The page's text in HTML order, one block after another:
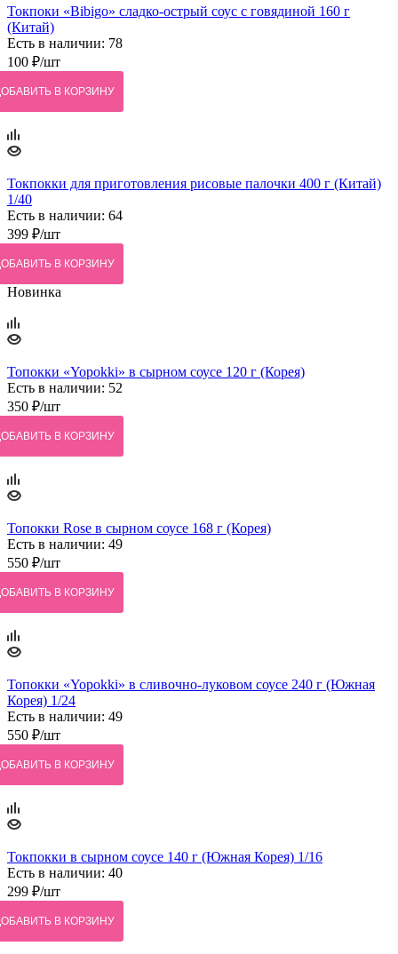
Токпоки «Bibigo» сладко-острый соус с говядиной 160 г
(Китай)
Есть в наличии: 78
100 ₽/шт
В КОРЗИНУ
Токпокки для приготовления рисовые палочки 400 г (Китай)
1/40
Есть в наличии: 64
399 ₽/шт
В КОРЗИНУ
Новинка
Топокки «Yopokki» в сырном соусе 120 г (Корея)
Есть в наличии: 52
350 ₽/шт
В КОРЗИНУ
Топокки Rose в сырном соусе 168 г (Корея)
Есть в наличии: 49
550 ₽/шт
В КОРЗИНУ
Топокки «Yopokki» в сливочно-луковом соусе 240 г (Южная
Корея) 1/24
Есть в наличии: 49
550 ₽/шт
В КОРЗИНУ
Токпокки в сырном соусе 140 г (Южная Корея) 1/16
Есть в наличии: 40
299 ₽/шт
В КОРЗИНУ